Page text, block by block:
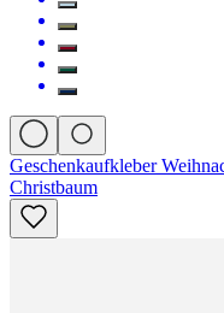
Geschenkaufkleber
Christbaum